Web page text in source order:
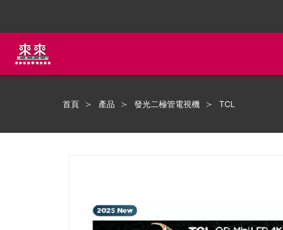
首頁 產品 發光二極管電視機 TCL